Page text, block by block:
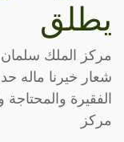
يطلق
مركز الملك
شعار خيرنا ماله
الفقيرة
مركز